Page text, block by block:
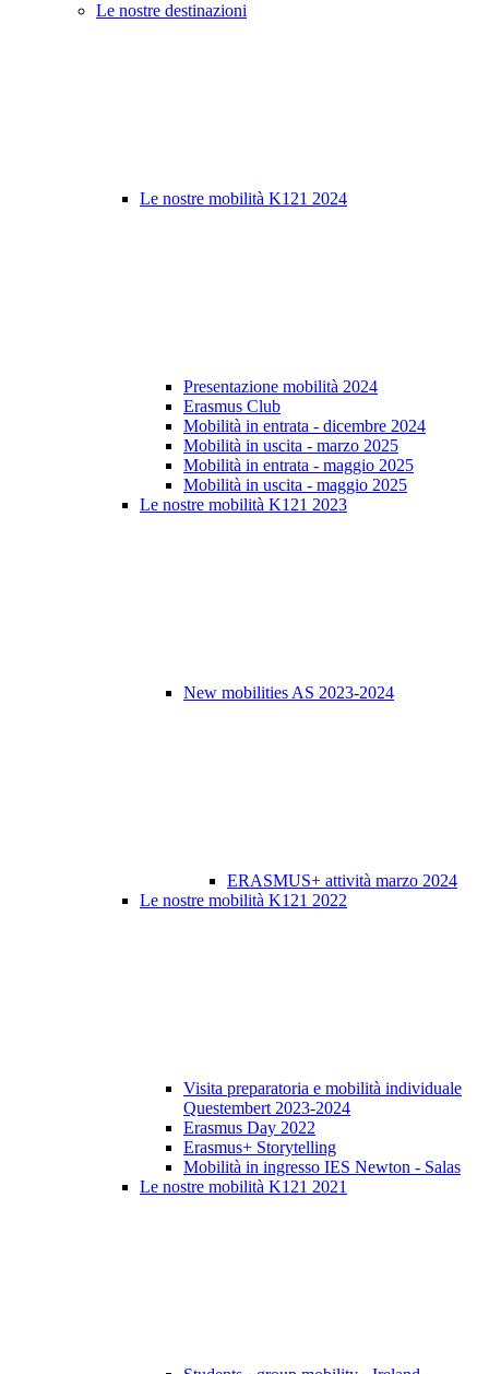
Le nostre destinazioni
Le nostre mobilità K121 2024
Presentazione mobilità 2024
Erasmus Club
Mobilità in entrata - dicembre 2024
Mobilità in uscita - marzo 2025
Mobilità in entrata - maggio 2025
Mobilità in uscita - maggio 2025
Le nostre mobilità K121 2023
New mobilities AS 2023-2024
ERASMUS+ attività marzo 2024
Le nostre mobilità K121 2022
Visita preparatoria e mobilità individuale
Questembert 2023-2024
Erasmus Day 2022
Erasmus+ Storytelling
Mobilità in ingresso IES Newton - Salas
Le nostre mobilità K121 2021